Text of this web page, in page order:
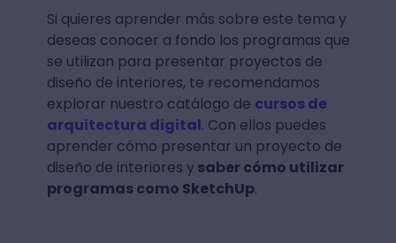
Si quieres aprender más sobre este tema y
deseas conocer a fondo los programas que
se utilizan para presentar proyectos de
diseño de interiores, te recomendamos
explorar nuestro catálogo de cursos de
arquitectura digital. Con ellos puedes
aprender cómo presentar un proyecto de
diseño de interiores ysaber cómo utilizar
programas como SketchUp.